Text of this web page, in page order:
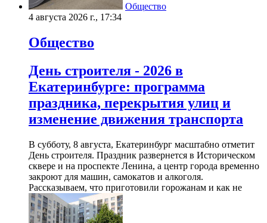
Общество
4 августа 2026 г., 17:34
Общество
День строителя - 2026 в
Екатеринбурге: программа
праздника, перекрытия улиц и
изменение движения транспорта
В субботу, 8 августа, Екатеринбург масштабно отметит
День строителя. Праздник развернется в Историческом
сквере и на проспекте Ленина, а центр города временно
закроют для машин, самокатов и алкоголя.
Рассказываем, что приготовили горожанам и как не